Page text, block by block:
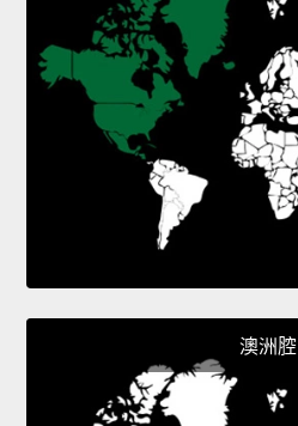
澳洲腔